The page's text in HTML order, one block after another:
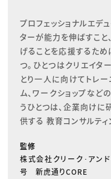
プロフェッショナルエデ
ターが能力を伸ばすこと
げることを応援するた
つ。ひとつはクリエイタ
とり一人に向けてトレー
ム、ワークショップなど
うひとつは、企業向け
供する 教育コンサルティ
監修
株式会社クリーク･アン
号 新虎通りCORE